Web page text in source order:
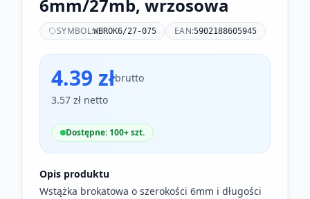
6mm/27mb, wrzosowa
SYMBOL:WBROK6/27-075 EAN:5902188605945
4.39 złbrutto
3.57 zł netto
Dostępne: 100+ szt.
Opis produktu
Wstążka brokatowa o szerokości 6mm i długości